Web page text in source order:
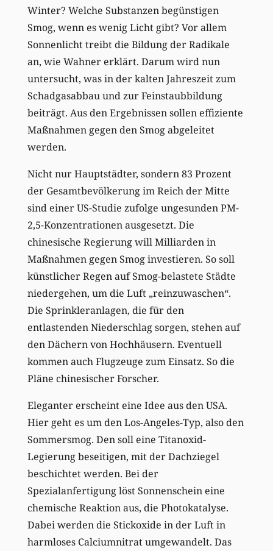
Winter? Welche Substanzen begünstigen
Smog, wenn es wenig Licht gibt? Vor allem
Sonnenlicht treibt die Bildung der Radikale
an, wie Wahner erklärt. Darum wird nun
untersucht, was in der kalten Jahreszeit zum
Schadgasabbau und zur Feinstaubbildung
beiträgt. Aus den Ergebnissen sollen effiziente
Maßnahmen gegen den Smog abgeleitet
werden.
Nicht nur Hauptstädter, sondern 83 Prozent
der Gesamtbevölkerung im Reich der Mitte
sind einer US-Studie zufolge ungesunden PM-
2,5-Konzentrationen ausgesetzt. Die
chinesische Regierung will Milliarden in
Maßnahmen gegen Smog investieren. So soll
künstlicher Regen auf Smog-belastete Städte
niedergehen, um die Luft „reinzuwaschen“.
Die Sprinkleranlagen, die für den
entlastenden Niederschlag sorgen, stehen auf
den Dächern von Hochhäusern. Eventuell
kommen auch Flugzeuge zum Einsatz. So die
Pläne chinesischer Forscher.
Eleganter erscheint eine Idee aus den USA.
Hier geht es um den Los-Angeles-Typ, also den
Sommersmog. Den soll eine Titanoxid-
Legierung beseitigen, mit der Dachziegel
beschichtet werden. Bei der
Spezialanfertigung löst Sonnenschein eine
chemische Reaktion aus, die Photokatalyse.
Dabei werden die Stickoxide in der Luft in
harmloses Calciumnitrat umgewandelt. Das